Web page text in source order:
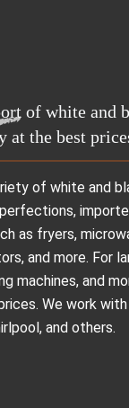
of white and
the best
of white and
as fryers,
and more. For
machines, and
We work with
and others.